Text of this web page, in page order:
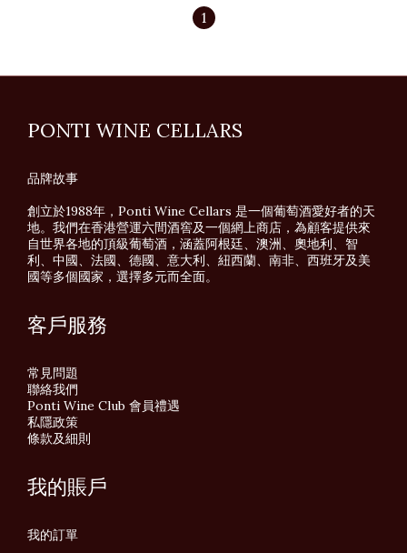
1
PONTI WINE CELLARS
品牌故事
創立於1988年，Ponti Wine Cellars 是一個葡萄酒愛好者的天
地。我們在香港營運六間酒窖及一個網上商店，為顧客提供來
自世界各地的頂級葡萄酒，涵蓋阿根廷、澳洲、奧地利、智
利、中國、法國、德國、意大利、紐西蘭、南非、西班牙及美
國等多個國家，選擇多元而全面。
客戶服務
常見問題
聯絡我們
Ponti Wine Club 會員禮遇
私隱政策
條款及細則
我的賬戶
我的訂單